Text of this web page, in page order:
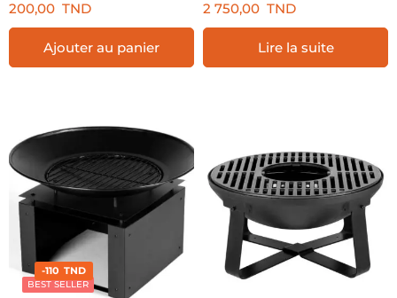
200,00 TND
Ajouter au panier
2 750,00 TND
Lire la suite
BEST SELLER
-110 TND